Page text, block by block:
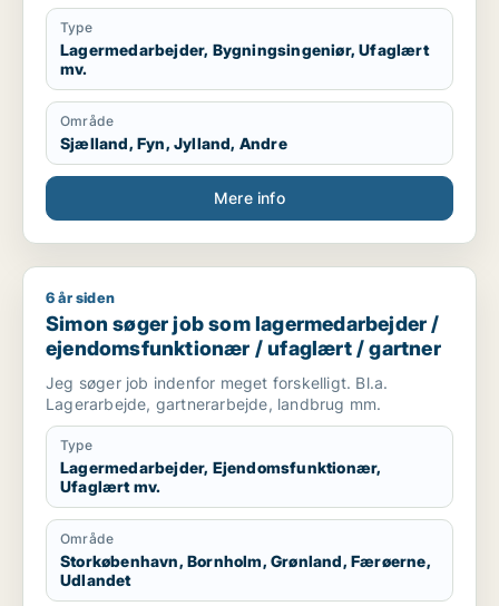
Hvis der er mulighed for hjælp med arbejdstilladelse
eller opholdstilladelse, vil jeg være meget
taknemmelig for at høre mere.
Venlig hilsen
Ruzil
Type
Lagermedarbejder, Bygningsingeniør, Ufaglært
mv.
Område
Sjælland, Fyn, Jylland, Andre
Mere info
Simon søger job som lagermedarbejder /
6 år siden
Simon søger job som lagermedarbejder /
ejendomsfunktionær / ufaglært / gartner
Jeg søger job indenfor meget forskelligt. Bl.a.
Lagerarbejde, gartnerarbejde, landbrug mm.
Type
Lagermedarbejder, Ejendomsfunktionær,
Ufaglært mv.
Område
Storkøbenhavn, Bornholm, Grønland, Færøerne,
Udlandet